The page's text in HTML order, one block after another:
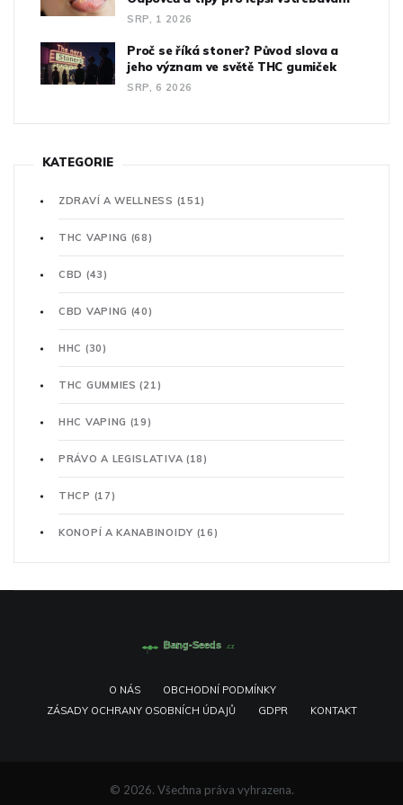
SRP, 1 2026
Proč se říká stoner? Původ slova a
jeho význam ve světě THC gumiček
SRP, 6 2026
KATEGORIE
ZDRAVÍ A WELLNESS (151)
THC VAPING (68)
CBD (43)
CBD VAPING (40)
HHC (30)
THC GUMMIES(21)
HHC VAPING (19)
PRÁVO A LEGISLATIVA (18)
THCP (17)
KONOPÍ A KANABINOIDY (16)
O NÁS
OBCHODNÍ PODMÍNKY
ZÁSADY OCHRANY OSOBNÍCH ÚDAJŮ
GDPR KONTAKT
© 2026. Všechna práva vyhrazena.